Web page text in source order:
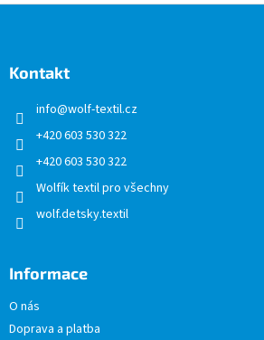
Kontakt
info@wolf-textil.cz
+420 603 530 322
+420 603 530 322
Wolfík textil pro všechny
wolf.detsky.textil
Informace
O nás
Doprava a platba